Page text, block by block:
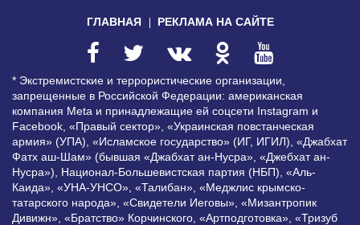
ГЛАВНАЯ РЕКЛАМА НА САЙТЕ
* Экстремистские и террористические организации,
запрещенные в Российской Федерации: американская
компания Meta и принадлежащие ей соцсети Instagram и
Facebook, «Правый сектор», «Украинская повстанческая
армия» (УПА), «Исламское государство» (ИГ, ИГИЛ), «Джабхат
Фатх аш-Шам» (бывшая «Джабхат ан-Нусра», «Джебхат ан-
Нусра»), Национал-Большевистская партия (НБП), «Аль-
Каида», «УНА-УНСО», «Талибан», «Меджлис крымско-
татарского народа», «Свидетели Иеговы», «Мизантропик
Дивижн», «Братство» Корчинского, «Артподготовка», «Тризуб